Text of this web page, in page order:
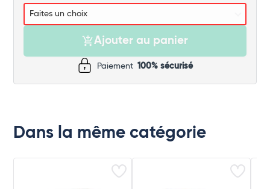
Ajouter au panier
Paiement 100% sécurisé
Dans la même catégorie